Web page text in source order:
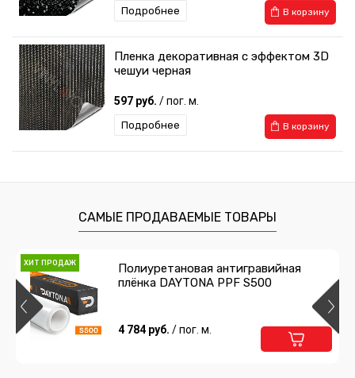
В корзину
Подробнее
Пленка декоративная с эффектом 3D
чешуи черная
597 руб. / пог. м.
В корзину
Подробнее
Бабочки черная
597 руб./ пог. м.
Пленка декоративная Водопад черная
597 руб./ пог. м.
В корзину
САМЫЕ ПРОДАВАЕМЫЕ ТОВАРЫ
ХИТ ПРОДАЖ
Полиуретановая антигравийная
плёнка DAYTONA PPF S500
4 784 руб. / пог. м.